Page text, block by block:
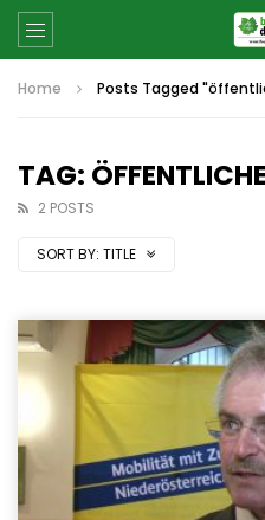
Home Posts Tagged
TAG:
2 POSTS
SORT BY: TITLE